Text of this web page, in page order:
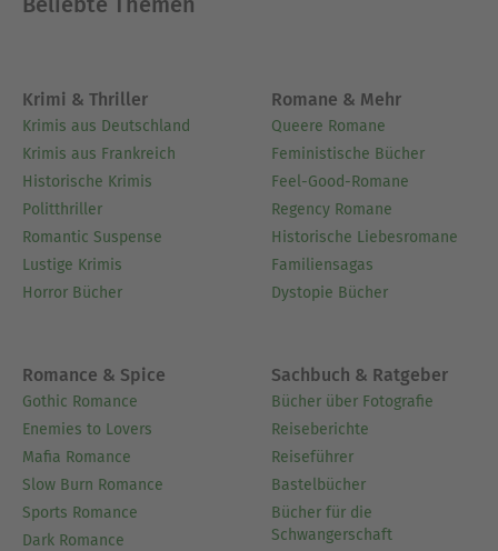
Chefredakteur und unabhängiger Journalist tätig.
Er hat mehr als 40 Bücher geschrieben, Dutzende
von Analyse- und Marktreports verfasst und weit
über 100 Artikel veröffentlicht. Beim Diplomatic
Council, einem globalen Think Tank, der die
Vereinten Nationen berät und in dessen Verlag
seine jüngeren Bücher erscheinen, hat er als CEO
to the United Nations an vielen nicht-öffentlichen
eingeflossen sind. Heute ist Andreas Dripke als
Executive Chairman im Diplomatic Council mit
aktuellen Fragen der Weltpolitik von der
Digitalisierung über die Globalisierung bis hin zur
Zukunft der Menschheit befasst.
Ausblenden
Krimi & Thriller
Krimis aus Deutschland
Krimis aus Frankreich
Historische Krimis
Politthriller
Romantic Suspense
Lustige Krimis
Horror Bücher
Romane & Mehr
Queere Romane
Feministische Bücher
Feel-Good-Romane
Regency Romane
Historische Liebesromane
Familiensagas
Dystopie Bücher
Romance & Spice
Gothic Romance
Enemies to Lovers
Mafia Romance
Slow Burn Romance
Sports Romance
Dark Romance
Sachbuch & Ratgeber
Bücher über Fotografie
Reiseberichte
Reiseführer
Bastelbücher
Bücher für die
Schwangerschaft